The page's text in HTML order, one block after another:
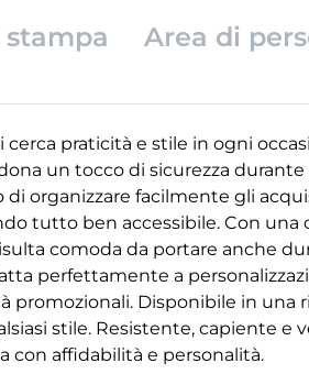
Area di
cerca praticità e stile in ogni
un tocco di sicurezza
organizzare facilmente gli
tutto ben accessibile. Con una
comoda da portare anche
perfettamente a
promozionali. Disponibile in una
stile. Resistente, capiente e
con affidabilità e personalità.